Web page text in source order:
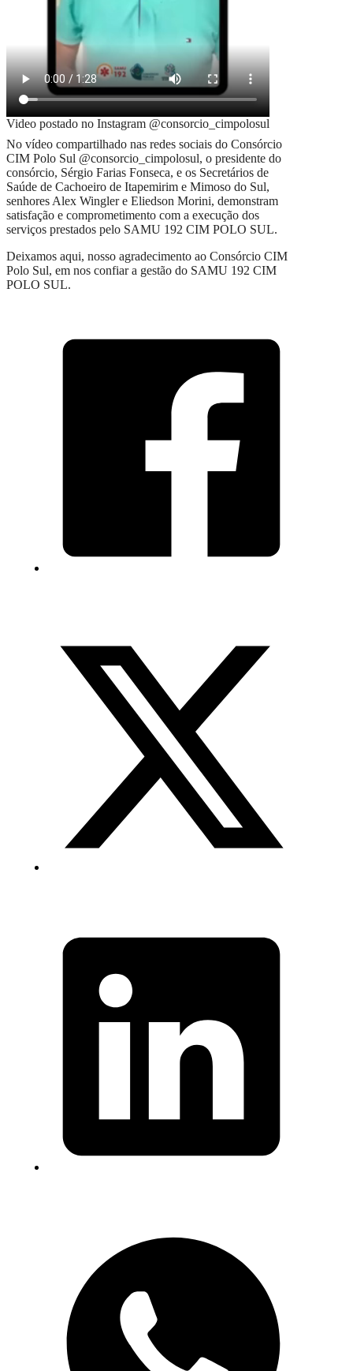
Video postado no Instagram @consorcio_cimpolosul
No vídeo compartilhado nas redes sociais do Consórcio
CIM Polo Sul @consorcio_cimpolosul, o presidente do
consórcio, Sérgio Farias Fonseca, e os Secretários de
Saúde de Cachoeiro de Itapemirim e Mimoso do Sul,
senhores Alex Wingler e Eliedson Morini, demonstram
satisfação e comprometimento com a execução dos
serviços prestados pelo SAMU 192 CIM POLO SUL.
Deixamos aqui, nosso agradecimento ao Consórcio CIM
Polo Sul, em nos confiar a gestão do SAMU 192 CIM
POLO SUL.